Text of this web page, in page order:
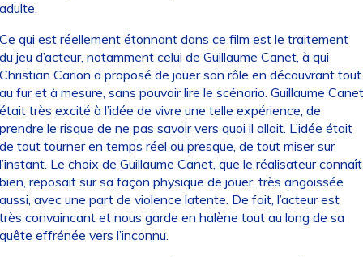
qui est réellement étonnant dans ce film est le traitement
jeu d’acteur, notamment celui de Guillaume Canet, à qui
Carion a proposé de jouer son rôle en découvrant tout
fur et à mesure, sans pouvoir lire le scénario. Guillaume Canet
très excité à l’idée de vivre une telle expérience, de
le risque de ne pas savoir vers quoi il allait. L’idée était
tout tourner en temps réel ou presque, de tout miser sur
Le choix de Guillaume Canet, que le réalisateur connaît
reposait sur sa façon physique de jouer, très angoissée
avec une part de violence latente. De fait, l’acteur est
convaincant et nous garde en halène tout au long de sa
effrénée vers l’inconnu.